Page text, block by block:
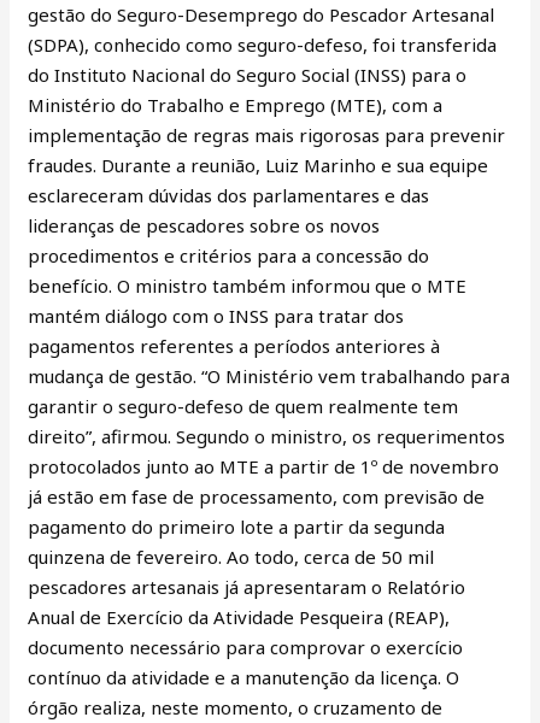
gestão do Seguro-Desemprego do Pescador Artesanal
(SDPA), conhecido como seguro-defeso, foi transferida
do Instituto Nacional do Seguro Social (INSS) para o
Ministério do Trabalho e Emprego (MTE), com a
implementação de regras mais rigorosas para prevenir
fraudes. Durante a reunião, Luiz Marinho e sua equipe
esclareceram dúvidas dos parlamentares e das
lideranças de pescadores sobre os novos
procedimentos e critérios para a concessão do
benefício. O ministro também informou que o MTE
mantém diálogo com o INSS para tratar dos
pagamentos referentes a períodos anteriores à
mudança de gestão. “O Ministério vem trabalhando para
garantir o seguro-defeso de quem realmente tem
direito”, afirmou. Segundo o ministro, os requerimentos
protocolados junto ao MTE a partir de 1º de novembro
já estão em fase de processamento, com previsão de
pagamento do primeiro lote a partir da segunda
quinzena de fevereiro. Ao todo, cerca de 50 mil
pescadores artesanais já apresentaram o Relatório
Anual de Exercício da Atividade Pesqueira (REAP),
documento necessário para comprovar o exercício
contínuo da atividade e a manutenção da licença. O
órgão realiza, neste momento, o cruzamento de